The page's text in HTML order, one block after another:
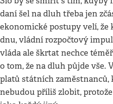
daní šel na dluh třeba jen
ekonomické postupy velí, že
dnu, vládní rozpočtový
vláda ale škrtat nechce
o tom, že na dluh půjde vše.
platů státních zaměstnanců,
nebudou příliš zlobit,